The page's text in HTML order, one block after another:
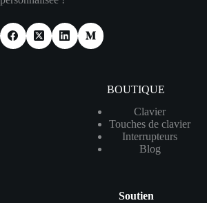
BOUTIQUE
Clavier
Touches de clavier
Interrupteurs
Blog
Soutien